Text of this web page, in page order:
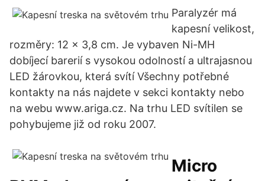
Paralyzér má
kapesní velikost,
rozměry: 12 x 3,8 cm. Je vybaven Ni-MH
dobíjecí barerií s vysokou odolností a ultrajasnou
LED žárovkou, která svítí Všechny potřebné
kontakty na nás najdete v sekci kontakty nebo
na webu www.ariga.cz. Na trhu LED svítilen se
pohybujeme již od roku 2007.
Micro